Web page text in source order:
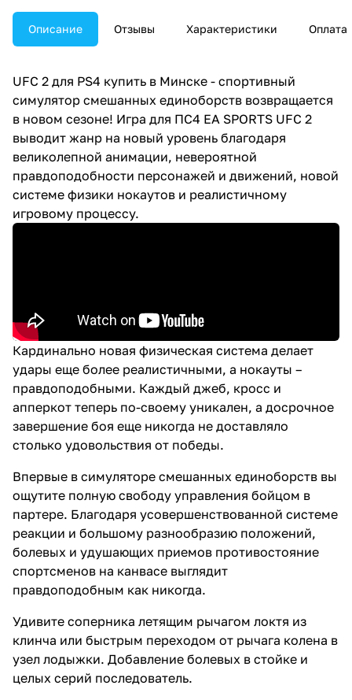
победы.
Впервые в симуляторе
смешанных единоборств вы
управления бойцом в партере.
усовершенствованной системе
реакции и большому
разнообразию положений,
болевых и удушающих приемов
противостояние спортсменов
на канвасе выглядит
правдоподобным как никогда.
Удивите соперника летящим
Количество бойцов,
представленных в UFC 2,
больше, чем вы когда-либо
могли представить. Вам
доступны не только звезды
спорта, но и самые обещающие
примите бой от лица нынешних
и бывших бойцов UFC и легенд
MMA. И, быть может, вас даже
сюрпризов…
Новая система детализации
лиц, система движения волос и
улучшенная система
деформации делают каждый
нанесенный удар еще более
реалистичным. Тысячи
анимаций приемов и коронных
движений максимально
и уровень спортивной
подготовки каждого звездного
бойца MMA.
Зайдите в режим тренировки и
Описание Отзывы Характеристики Оплата
UFC 2 для PS4 купить в Минске - спортивный
симулятор смешанных единоборств возвращается
в новом сезоне! Игра для ПС4 EA SPORTS UFC 2
выводит жанр на новый уровень благодаря
великолепной анимации, невероятной
правдоподобности персонажей и движений, новой
системе физики нокаутов и реалистичному
игровому процессу.
Кардинально новая физическая система делает
удары еще более реалистичными, а нокауты –
правдоподобными. Каждый джеб, кросс и
апперкот теперь по-своему уникален, а досрочное
завершение боя еще никогда не доставляло
столько удовольствия от победы.
Впервые в симуляторе смешанных единоборств вы
ощутите полную свободу управления бойцом в
партере. Благодаря усовершенствованной системе
реакции и большому разнообразию положений,
болевых и удушающих приемов противостояние
спортсменов на канвасе выглядит
правдоподобным как никогда.
Удивите соперника летящим рычагом локтя из
клинча или быстрым переходом от рычага колена в
узел лодыжки. Добавление болевых в стойке и
целых серий последователь.